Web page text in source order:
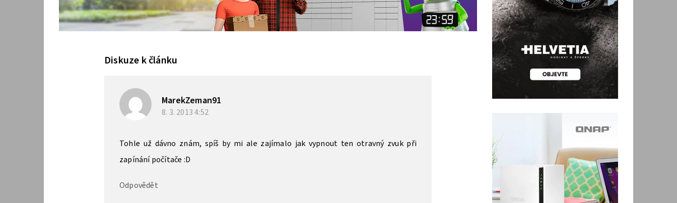
Diskuze k článku
MarekZeman91
8. 3. 20134:52
Tohle už dávno znám, spíš by mi ale zajímalo jak vypnout ten otravný zvuk při
zapínání počítače :D
Odpovědět